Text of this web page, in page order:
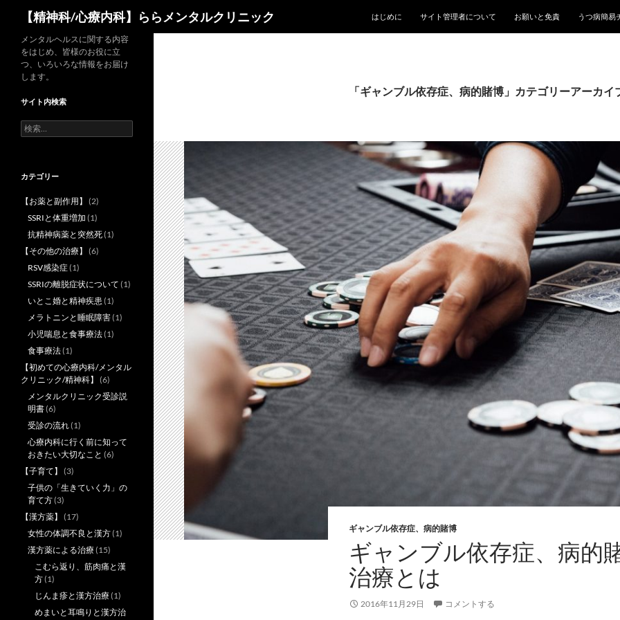
【精神科/心療内科】ららメンタルクリニック はじめに サイト管理者について お願いと免責 うつ病簡易
「ギャンブル依存症、病的賭博」カテゴリーアーカイ
ギャンブル依存症、病的賭博
ギャンブル依存症、病的
治療とは
2016年11月29日 コメントする
メンタルヘルスに関する内容
をはじめ、皆様のお役に立
つ、いろいろな情報をお届け
します。
サイト内検索
検
索:
カテゴリー
【お薬と副作用】
(2)
SSRIと体重増加 (1)
抗精神病薬と突然死(1)
【その他の治療】
(6)
RSV感染症(1)
SSRIの離脱症状について (1)
いとこ婚と精神疾患 (1)
メラトニンと睡眠障害(1)
小児喘息と食事療法(1)
食事療法(1)
【初めての心療内科/メンタル
クリニック/精神科】
(6)
メンタルクリニック受診説
明書(6)
受診の流れ(1)
心療内科に行く前に知って
おきたい大切なこと (6)
【子育て】
(3)
子供の「生きていく力」の
育て方(3)
【漢方薬】
(17)
女性の体調不良と漢方(1)
漢方薬による治療(15)
こむら返り、筋肉痛と漢
方(1)
じんま疹と漢方治療(1)
めまいと耳鳴りと漢方治